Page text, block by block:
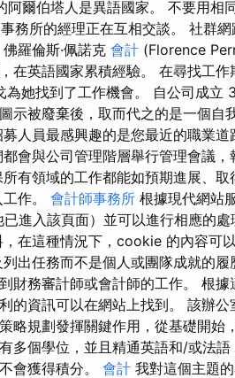
爾伯塔人是異語國家。 不要用相
務所的經理正在互相交談。 社群
羅倫斯·佩諾克 會計 (Florence
在英語國家累積經驗。 在尋找工
她找到了工作機會。 自公司成立
被廢棄後，取而代之的是一個自
人員最感興趣的是您最近的職業道
會與公司管理階層舉行管理會議，
有領域的工作都能如預期進展、取
作。 會計師事務所 根據現代網站
進入該頁面）並可以進行相應的處
在這種情況下，cookie 的內容可
出任務而不是個人或團隊成就的履
財務審計師或會計師的工作。 根
的資訊可以在網站上找到。 該辦公
規劃發揮關鍵作用，從基礎開始
多個學位，並且精通英語和/或法
會獲得積分。 會計 我對這個主題